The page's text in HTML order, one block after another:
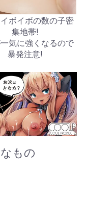
ボイボの数の子密
集地帯!
気に強くなるので
暴発注意!
もの